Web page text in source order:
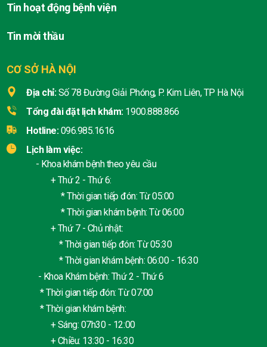
CƠ SỞ HÀ NỘI
Địa chỉ: Số 78 Đường Giải Phóng, P. Kim Liên, TP Hà Nội
Tổng đài đặt lịch khám: 1900.888.866
Hotline: 096.985.1616
Lịch làm việc:
- Khoa khám bệnh theo yêu cầu
+ Thứ 2 - Thứ 6:
* Thời gian tiếp đón: Từ 05:00
* Thời gian khám bệnh: Từ 06:00
+ Thứ 7 - Chủ nhật:
* Thời gian tiếp đón: Từ 05:30
* Thời gian khám bệnh: 06:00 - 16:30
- Khoa Khám bệnh: Thứ 2 - Thứ 6
* Thời gian tiếp đón: Từ 07:00
* Thời gian khám bệnh:
+ Sáng: 07h30 - 12:00
+ Chiều: 13:30 - 16:30
Tin hoạt động bệnh viện
Tin mời thầu